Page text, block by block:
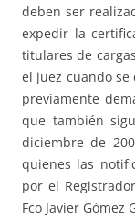
deben ser
expedir la
titulares de
el juez cuando
previamente
que también
diciembre de
quienes las
por el
Fco Javier Gómez